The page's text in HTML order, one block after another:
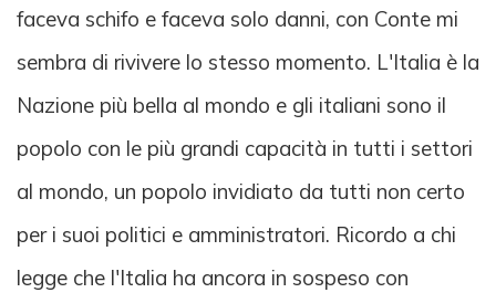
faceva schifo e faceva solo danni, con Conte mi
sembra di rivivere lo stesso momento. L'Italia è la
Nazione più bella al mondo e gli italiani sono il
popolo con le più grandi capacità in tutti i settori
al mondo, un popolo invidiato da tutti non certo
per i suoi politici e amministratori. Ricordo a chi
legge che l'Italia ha ancora in sospeso con